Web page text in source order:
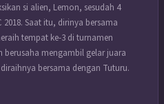
si alien, Lemon, sesudah 4
Saat itu, dirinya bersama
tempat ke-3 di turnamen
mengambil gelar juara
bersama dengan Tuturu.